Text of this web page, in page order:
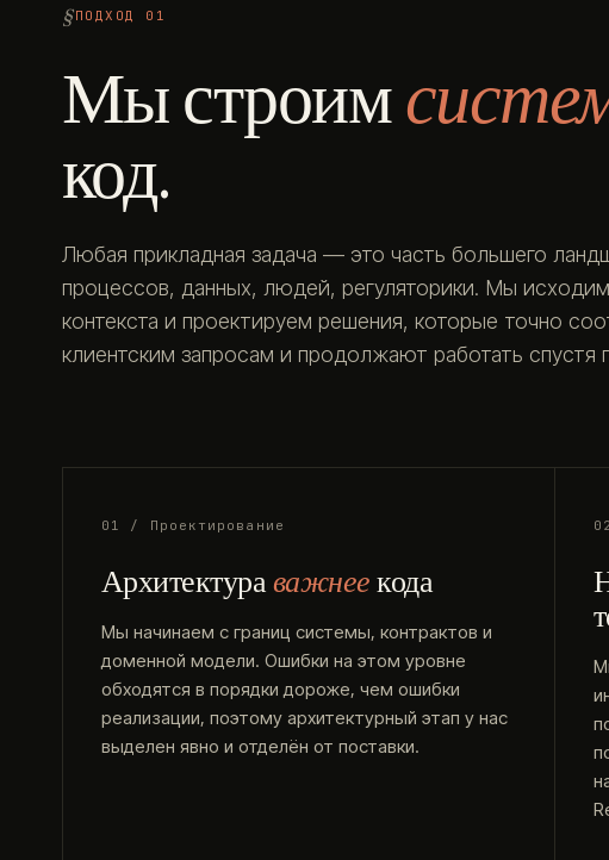
ПОДХОД 01
Мы строим
код.
Любая прикладная задача — это часть большего
процессов, данных, людей, регуляторики. Мы
контекста и проектируем решения, которые точно
клиентским запросам и продолжают работать спустя
01 / Проектирование
Архитектураважнеекода
Мы начинаем с границ системы, контрактов и
доменной модели. Ошибки на этом уровне
обходятся в порядки дороже, чем ошибки
реализации, поэтому архитектурный этап у нас
выделен явно и отделён от поставки.